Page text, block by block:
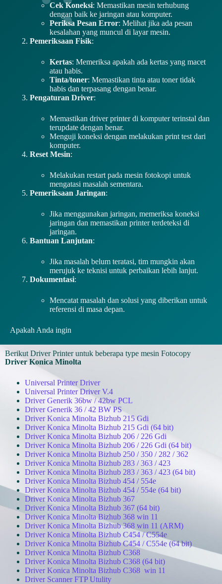
Cek Koneksi: Memastikan mesin terhubung
dengan baik ke jaringan atau komputer.
Periksa Pesan Error: Melihat jika ada pesan
kesalahan yang muncul di layar mesin.
Pemeriksaan Fisik:
Kertas: Memeriksa apakah ada kertas yang macet
atau habis.
Tinta/toner: Memastikan tinta atau toner tidak
habis dan terpasang dengan benar.
Pengaturan Driver:
Memastikan driver printer di komputer terinstal dan
terupdate dengan benar.
Menguji koneksi dengan melakukan print test dari
komputer.
Reset Mesin:
Melakukan restart pada mesin fotokopi untuk
mengatasi masalah sementara.
Pemeriksaan Jaringan:
Jika menggunakan jaringan, memeriksa koneksi
jaringan dan memastikan printer terdeteksi di
jaringan.
Bantuan Lanjutan:
Jika masalah belum teratasi, tim mungkin akan
merujuk ke teknisi untuk perbaikan lebih lanjut.
Dokumentasi:
Mencatat masalah dan solusi yang diberikan untuk
referensi di masa depan.
Apakah Anda ingin
Berikut Driver Printer untuk beberapa type mesin Fotocopy
Driver Konica Minolta
Universal Printer Driver
Universal Printer Driver V.4
Driver Generik 36bw / 42bw PCL
Driver Generik 36 / 42 BW PS
Driver Konica Minolta Bizhub 215 Gdi
Driver Konica Minolta Bizhub 215 Gdi (64 bit)
Driver Konica Minolta Bizhub 206 / 226 Gdi
Driver Konica Minolta Bizhub 206 / 226 Gdi (64 bit)
Driver Konica Minolta Bizhub 250 / 350 / 282 / 362
Driver Konica Minolta Bizhub 283 / 363 / 423
Driver Konica Minolta Bizhub 283 / 363 / 423 (64 bit)
Driver Konica Minolta Bizhub 454 / 554e
Driver Konica Minolta Bizhub 454 / 554e (64 bit)
Driver Konica Minolta Bizhub 367
Driver Konica Minolta Bizhub 367 (64 bit)
Driver Konica Minolta Bizhub 368 win 11
Driver Konica Minolta Bizhub 368 win 11 (ARM)
Driver Konica Minolta Bizhub C454 / C554e
Driver Konica Minolta Bizhub C454 / C554e (64 bit)
Driver Konica Minolta Bizhub C368
Driver Konica Minolta Bizhub C368 (64 bit)
Driver Konica Minolta Bizhub C368 win 11
Driver Scanner FTP Utulity